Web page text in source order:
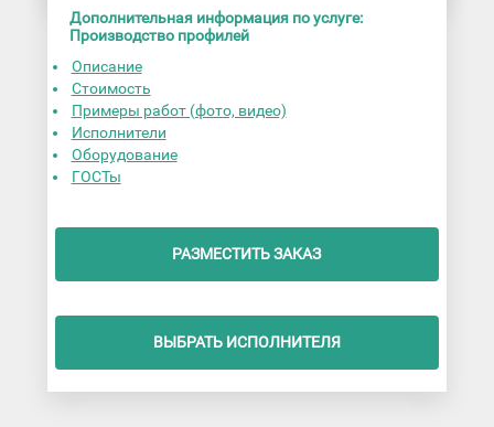
Дополнительная информация по услуге:
Производство профилей
Описание
Стоимость
Примеры работ (фото, видео)
Исполнители
Оборудование
ГОСТы
РАЗМЕСТИТЬ ЗАКАЗ
ВЫБРАТЬ ИСПОЛНИТЕЛЯ